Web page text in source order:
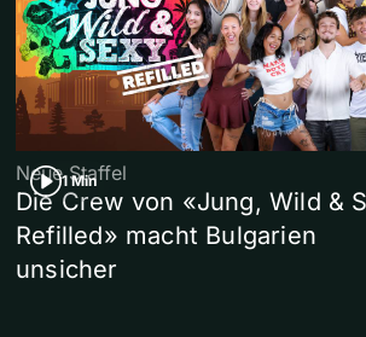
1 Min
Neue Staffel
Die Crew von «Jung, Wild &
Refilled» macht Bulgarien
unsicher